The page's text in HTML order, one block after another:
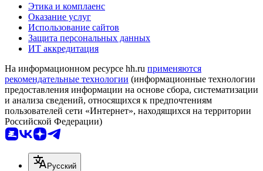
Этика и комплаенс
Оказание услуг
Использование сайтов
Защита персональных данных
ИТ аккредитация
На информационном ресурсе hh.ru применяются
рекомендательные технологии (информационные технологии
предоставления информации на основе сбора, систематизации
и анализа сведений, относящихся к предпочтениям
пользователей сети «Интернет», находящихся на территории
Российской Федерации)
Русский